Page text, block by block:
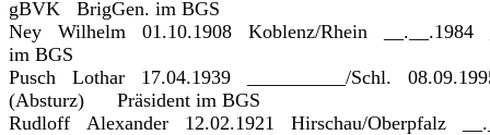
gBVK BrigGen. im BGS
Ney Wilhelm 01.10.1908 Koblenz/Rhein
im BGS
Pusch Lothar 17.04.1939 __________/Schl.
(Absturz) Präsident im BGS
Rudloff Alexander 12.02.1921 Hirschau/Oberpfalz